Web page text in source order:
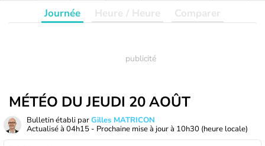
Journée Heure / Heure Comparer
MÉTÉO DU JEUDI 20 AOÛT
Bulletin établi parGilles MATRICON
Actualisé à 04h15 - Prochaine mise à jour à 10h30 (heure locale)